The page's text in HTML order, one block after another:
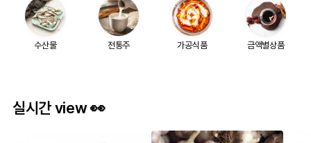
수산물 전통주 가공식품 금액별상품
실시간 view 👀